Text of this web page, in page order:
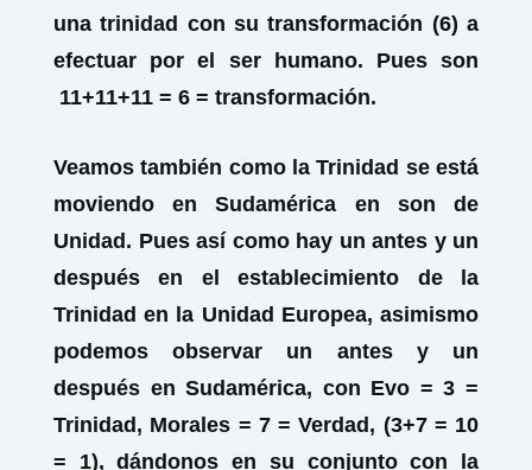
una trinidad con su transformación (6) a
efectuar por el ser humano. Pues son
11+11+11 = 6 = transformación.
Veamos también como la Trinidad se está
moviendo en Sudamérica en son de
Unidad. Pues así como hay un antes y un
después en el establecimiento de la
Trinidad en la Unidad Europea, asimismo
podemos observar un antes y un
después en Sudamérica, con Evo = 3 =
Trinidad, Morales = 7 = Verdad, (3+7 = 10
= 1), dándonos en su conjunto con la